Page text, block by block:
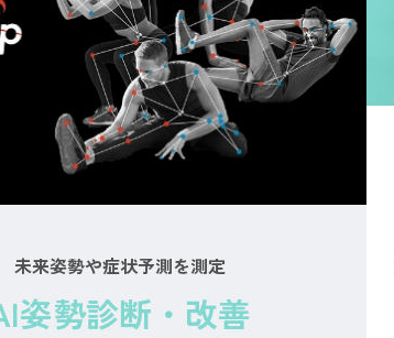
未来姿勢や症状予測を測定
姿勢診断・改善